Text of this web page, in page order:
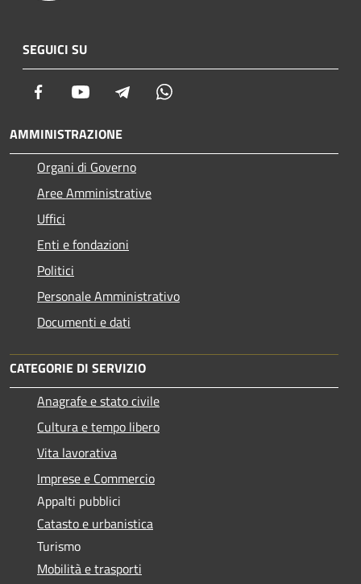
SEGUICI SU
Facebook Youtube Telegram
AMMINISTRAZIONE
Organi di Governo
Aree Amministrative
Uffici
Enti e fondazioni
Politici
Personale Amministrativo
Documenti e dati
CATEGORIE DI SERVIZIO
Anagrafe e stato civile
Cultura e tempo libero
Vita lavorativa
Imprese e Commercio
Appalti pubblici
Catasto e urbanistica
Turismo
Mobilità e trasporti